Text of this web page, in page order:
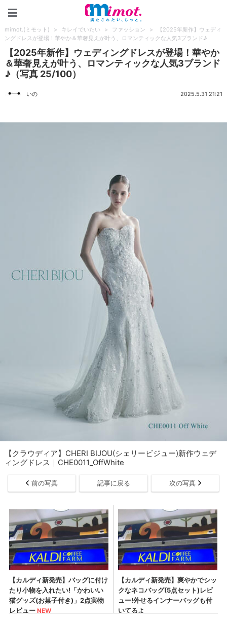
mimot.(ミモット) > キレイでいたい > ファッション >
【2025年新作】ウェディ
ングドレスが登場！華やか＆華奢見えが叶う、ロマンティックな人気3ブランド♪
【2025年新作】ウェディングドレスが登場！華やか
＆華奢見えが叶う、ロマンティックな人気3ブランド
♪（写真 25/100）
いの 2025.5.31 21:21
【クラウディア】CHERI BIJOU(シェリービジュー)新作ウェデ
ィングドレス｜CHE0011_OffWhite
前の写真 記事に戻る 次の写真